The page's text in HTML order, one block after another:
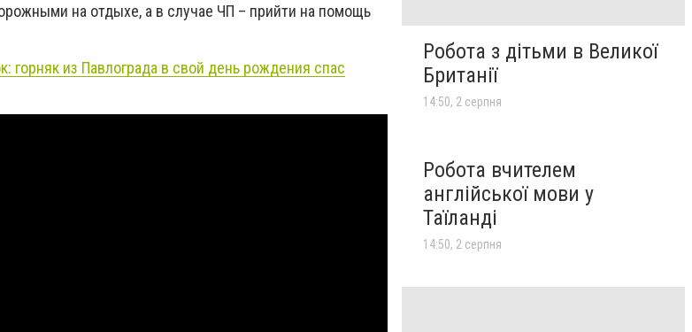
на отдыхе, а в случае ЧП – прийти на помощь
горняк из Павлограда в свой день рождения спас
Робота з дітьми в Великої
Британії
14:50, 2 серпня
Робота вчителем
англійської мови у
Таїланді
14:50, 2 серпня